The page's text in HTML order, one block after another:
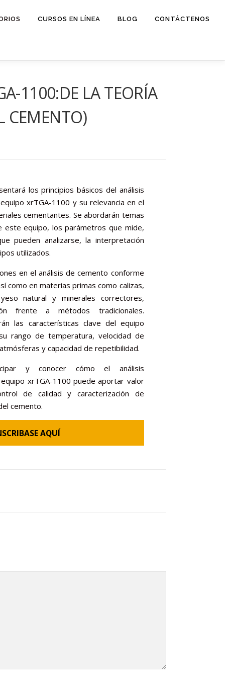
CURSOS EN LÍNEA BLOG CONTÁCTENOS
1100:DE LA TEORÍA
CEMENTO)
los principios básicos del análisis
xrTGA-1100 y su relevancia en el
cementantes. Se abordarán temas
este equipo, los parámetros que mide,
pueden analizarse, la interpretación
utilizados.
en el análisis de cemento conforme
como en materias primas como calizas,
natural y minerales correctores,
frente a métodos tradicionales.
las características clave del equipo
rango de temperatura, velocidad de
y capacidad de repetibilidad.
y conocer cómo el análisis
xrTGA-1100 puede aportar valor
de calidad y caracterización de
cemento.
AQUÍ